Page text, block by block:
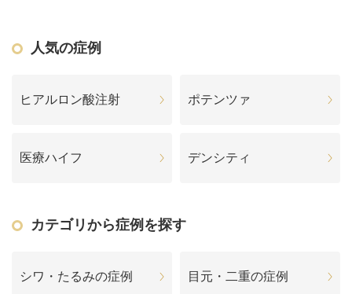
人気の症例
ヒアルロン酸注射 ポテンツァ
医療ハイフ デンシティ
カテゴリから症例を探す
シワ・たるみの症例 目元・二重の症例